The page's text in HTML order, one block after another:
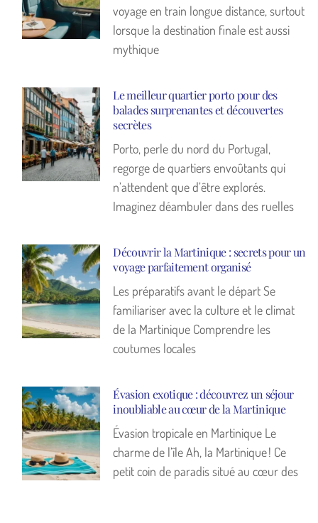
voyage en train longue distance, surtout
lorsque la destination finale est aussi
mythique
Le meilleur quartier porto pour des
balades surprenantes et découvertes
secrètes
Porto, perle du nord du Portugal,
regorge de quartiers envoûtants qui
n’attendent que d’être explorés.
Imaginez déambuler dans des ruelles
Découvrir la Martinique : secrets pour un
voyage parfaitement organisé
Les préparatifs avant le départ Se
familiariser avec la culture et le climat
de la Martinique Comprendre les
coutumes locales
Évasion exotique : découvrez un séjour
inoubliable au cœur de la Martinique
Évasion tropicale en Martinique Le
charme de l’île Ah, la Martinique ! Ce
petit coin de paradis situé au cœur des